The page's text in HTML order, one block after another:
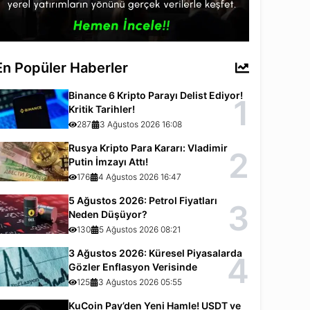
Popüler Haberler
Binance 6 Kripto Parayı Delist Ediyor!
Kritik Tarihler!
287 3 Ağustos 2026 16:08 1
Rusya Kripto Para Kararı: Vladimir
Putin İmzayı Attı!
176 4 Ağustos 2026 16:47 2
5 Ağustos 2026: Petrol Fiyatları
Neden Düşüyor?
130 5 Ağustos 2026 08:21 3
3 Ağustos 2026: Küresel Piyasalarda
Gözler Enflasyon Verisinde
125 3 Ağustos 2026 05:55 4
KuCoin Pay’den Yeni Hamle! USDT ve